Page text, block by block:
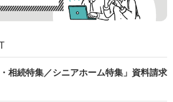
相続特集／シニアホーム特集」資料請求